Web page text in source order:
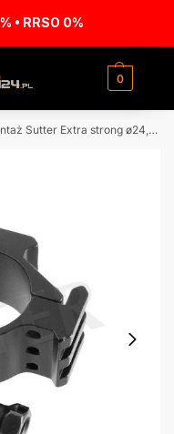
• RRSO 0%
0
Sutter Extra strong ø24,4/30mm h60m 19-22mm